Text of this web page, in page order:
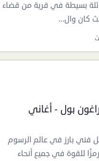
بسيطة في قرية من قضاء
كان وال...
بول - أغاني
فني بارز في عالم الرسوم
للقوة في جميع أنحاء